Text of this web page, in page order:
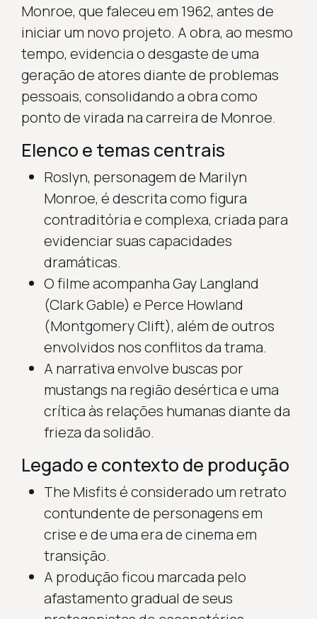
Monroe, que faleceu em 1962, antes de
iniciar um novo projeto. A obra, ao mesmo
tempo, evidencia o desgaste de uma
geração de atores diante de problemas
pessoais, consolidando a obra como
ponto de virada na carreira de Monroe.
Elenco e temas centrais
Roslyn, personagem de Marilyn
Monroe, é descrita como figura
contraditória e complexa, criada para
evidenciar suas capacidades
dramáticas.
O filme acompanha Gay Langland
(Clark Gable) e Perce Howland
(Montgomery Clift), além de outros
envolvidos nos conflitos da trama.
A narrativa envolve buscas por
mustangs na região desértica e uma
crítica às relações humanas diante da
frieza da solidão.
Legado e contexto de produção
The Misfits é considerado um retrato
contundente de personagens em
crise e de uma era de cinema em
transição.
A produção ficou marcada pelo
afastamento gradual de seus